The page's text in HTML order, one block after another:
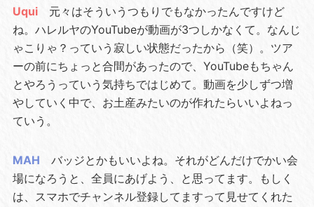
Uqui
元々はそういうつもりでもなかったんですけど
ね。ハレルヤのYouTubeが動画が3つしかなくて。なんじ
ゃこりゃ？っていう寂しい状態だったから（笑）。ツア
ーの前にちょっと合間があったので、YouTubeもちゃん
とやろうっていう気持ちではじめて。動画を少しずつ増
やしていく中で、お土産みたいのが作れたらいいよねっ
ていう。
MAH
バッジとかもいいよね。それがどんだけでかい会
場になろうと、全員にあげよう、と思ってます。もしく
は、スマホでチャンネル登録してますって見せてくれた